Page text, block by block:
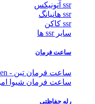
ssr آتونیکس
ssr هانیانگ
ssr کاکن
سایر ssr ها
ساعت فرمان
ساعت فرمان تبن - theben
ساعت فرمان شیوا
رله حفاظتی